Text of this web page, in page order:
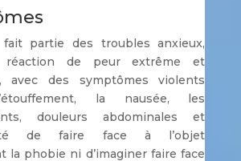
partie des troubles anxieux,
réaction de peur extrême et
avec des symptômes violents
la nausée, les
douleurs abdominales et
de faire face à l’objet
la phobie ni d’imaginer faire face